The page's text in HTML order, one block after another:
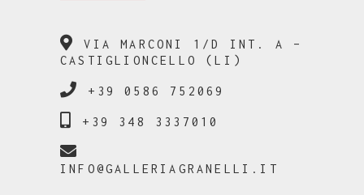
VIA MARCONI 1/D INT. A –
CASTIGLIONCELLO (LI)
+39 0586 752069
+39 348 3337010
INFO@GALLERIAGRANELLI.IT